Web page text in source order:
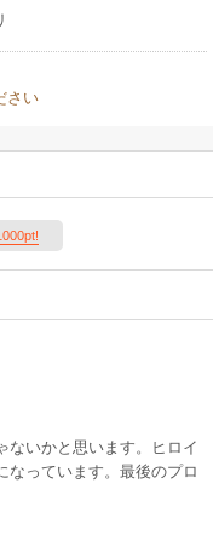
さい
ないかと思います。ヒロイ
なっています。最後のプロ